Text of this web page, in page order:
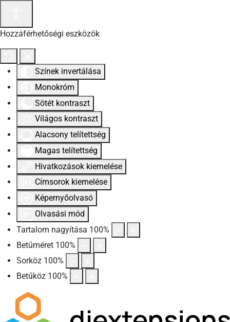
Hozzáférhetőségi eszközök
Színek invertálása
Monokróm
Sötét kontraszt
Világos kontraszt
Alacsony telítettség
Magas telítettség
Hivatkozások kiemelése
Címsorok kiemelése
Képernyőolvasó
Olvasási mód
Tartalom nagyítása 100%
Betűméret 100%
Sorköz 100%
Betűköz 100%